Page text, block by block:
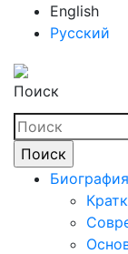
English
Русский
Поиск
Биография